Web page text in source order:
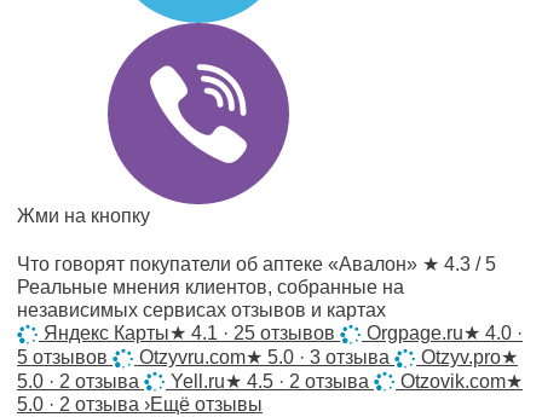
Жми на кнопку
Что говорят покупатели об аптеке «Авалон» ★ 4.3 / 5
Реальные мнения клиентов, собранные на
независимых сервисах отзывов и картах
Яндекс Карты★ 4.1 · 25 отзывов Orgpage.ru★ 4.0 ·
5 отзывов
Otzyvru.com★ 5.0 · 3 отзыва Otzyv.pro★
5.0 · 2 отзыва
Yell.ru★ 4.5 · 2 отзыва Otzovik.com★
5.0 · 2 отзыва ›Ещё отзывы